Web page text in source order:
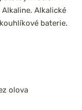
Alkalické
baterie.
olova